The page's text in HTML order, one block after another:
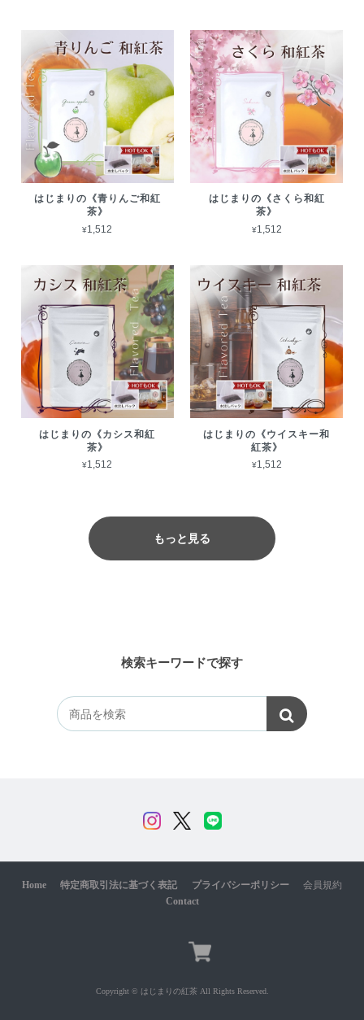
はじまりの《青りんご和紅
茶》
¥1,512
はじまりの《さくら和紅
茶》
¥1,512
はじまりの《カシス和紅
茶》
¥1,512
はじまりの《ウイスキー和
紅茶》
¥1,512
もっと見る
検索キーワードで探す
Home 特定商取引法に基づく表記 プライバシーポリシー
会員規約
Contact
Copyright © はじまりの紅茶 All Rights Reserved.